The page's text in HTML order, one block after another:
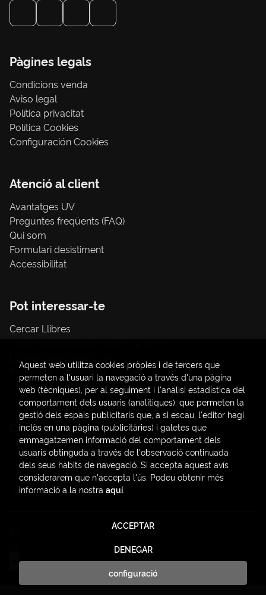
Pàgines legals
Condicions venda
Aviso legal
Política privacitat
Política Cookies
Configuración Cookies
Atenció al client
Avantatges UV
Preguntes freqüents (FAQ)
Qui som
Formulari desistiment
Accessibilitat
Pot interessar-te
Cercar Llibres
Papereria / material d'oficina
Consum Sostenible
Contacte
C/ Amadeo de Saboya, 4
(+34) 963828968
latendauv@fundacio.es
Formulari de contacte
. Tots els Drets Reservats |
Aquest web utilitza cookies pròpies i de tercers que
permeten a l'usuari la navegació a través d'una pàgina
web (tècniques), per al seguiment i l'anàlisi estadística del
comportament dels usuaris (analítiques), que permeten la
gestió dels espais publicitaris que, a si escau, l'editor hagi
inclòs en una pàgina (publicitàries) i galetes que
emmagatzemen informació del comportament dels
usuaris obtinguda a través de l'observació continuada
dels seus hàbits de navegació. Si accepta aquest avís
considerarem que n'accepta l'ús. Podeu obtenir més
informació a la nostra aquí.
configuració
DENEGAR
ACCEPTAR